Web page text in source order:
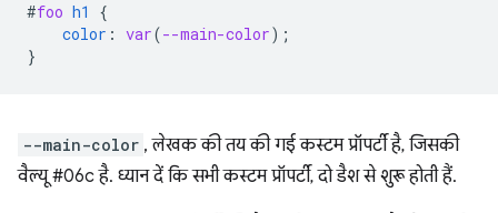
#foo h1
{
color : var(--main-color);
}
--main-color , लेखक की तय की गई कस्टम प्रॉपर्टी है, जिसकी
वैल्यू #06c है. ध्यान दें कि सभी कस्टम प्रॉपर्टी, दो डैश से शुरू होती हैं.